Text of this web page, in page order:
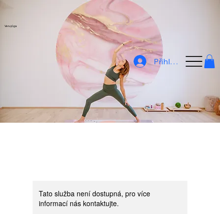
Veru jóga
Přihlásit
Tato služba není dostupná, pro více
informací nás kontaktujte.